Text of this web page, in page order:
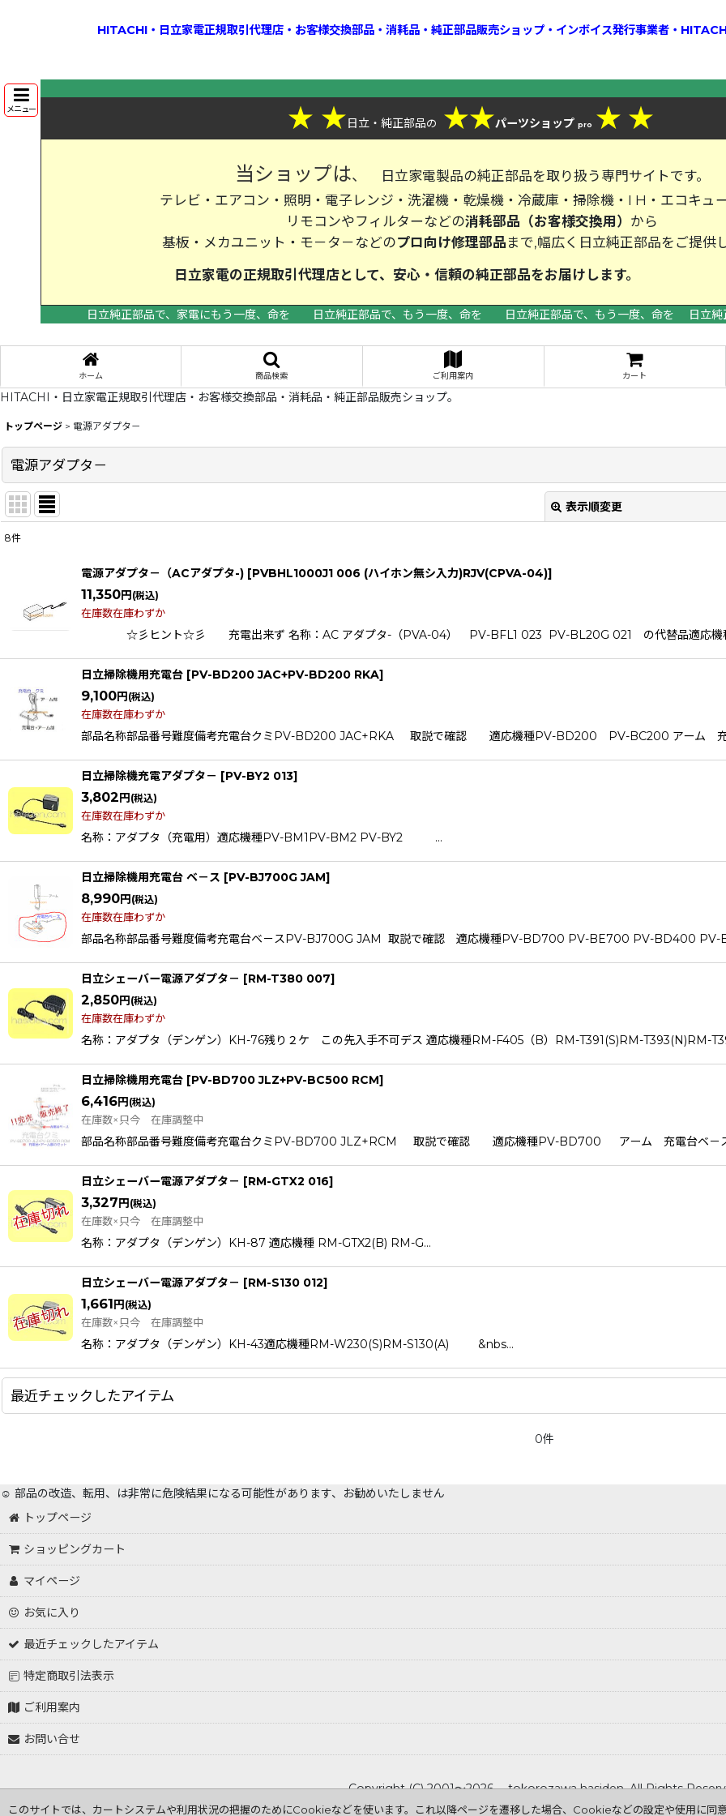
HITACHI・日立家電正規取引代理店・お客様交換部品・消耗品・純正部品販売ショップ・インボイス発行事業者・
メニュー ★ ★日立・純正部品の ★★パーツショップ pro ★ ★
当ショップは、
日立家電製品の純正部品を取り扱う専門サイトです。
テレビ・エアコン・照明・電子レンジ・洗濯機・乾燥機・冷蔵庫・掃除機・I H・エコキュ
リモコンやフィルターなどの消耗部品（お客様交換用） から
基板・メカユニット・モ－タ－などのプロ向け修理部品 まで,幅広く日立純正部品をご提供
日立家電の正規取引代理店として、安心・信頼の純正部品をお届
日立純正部品で、家電にもう一度、命を
日立純正部品で、もう一度、命を 日立純正部品で、もう一度、命を 日立純
ホーム 商品検索 ご利用案内 カート
HITACHI・日立家電正規取引代理店・お客様交換部品・消耗品・純正部品販売ショップ。
トップページ > 電源アダプタ－
電源アダプタ－
表示順変更
8件
電源アダプタ－（ACアダプタ-) [PVBHL1000J1 006 (ハイホン無シ入力)RJV(CPVA-04)]
11,350円 (税込)
在庫数在庫わずか
☆彡ヒント☆彡 充電出来ず 名称：AC アダプタ-（PVA-04） PV-BFL1 023 PV-BL20G 021 の代替品適応機
日立掃除機用充電台 [PV-BD200 JAC+PV-BD200 RKA]
9,100円 (税込)
在庫数在庫わずか
部品名称部品番号難度備考充電台クミPV-BD200 JAC+RKA 取説で確認 適応機種PV-BD200 PV-BC200 アーム
日立掃除機充電アダプタ－ [PV-BY2 013]
3,802円 (税込)
在庫数在庫わずか
名称：アダプタ（充電用）適応機種PV-BM1PV-BM2 PV-BY2 …
日立掃除機用充電台 ベ－ス [PV-BJ700G JAM]
8,990円 (税込)
在庫数在庫わずか
部品名称部品番号難度備考充電台ベ－スPV-BJ700G JAM 取説で確認 適応機種PV-BD700 PV-BE700 PV-BD400
日立シェーバー電源アダプタ－ [RM-T380 007]
2,850円 (税込)
在庫数在庫わずか
名称：アダプタ（デンゲン）KH-76残り２ケ この先入手不可デス 適応機種RM-F405（B）RM-T391(S)RM-T393(N)RM-
日立掃除機用充電台 [PV-BD700 JLZ+PV-BC500 RCM]
6,416円 (税込)
在庫数×只今 在庫調整中
部品名称部品番号難度備考充電台クミPV-BD700 JLZ+RCM 取説で確認 適応機種PV-BD700 アーム 充電台ベ－
日立シェーバー電源アダプタ－ [RM-GTX2 016]
3,327円 (税込)
在庫数×只今 在庫調整中
名称：アダプタ（デンゲン）KH-87 適応機種 RM-GTX2(B) RM-G…
日立シェーバー電源アダプタ－ [RM-S130 012]
1,661円 (税込)
在庫数×只今 在庫調整中
名称：アダプタ（デンゲン）KH-43適応機種RM-W230(S)RM-S130(A) &nbs…
最近チェックしたアイテム
0件
☺️ 部品の改造、転用、は非常に危険結果になる可能性があります、お勧めいたしません
トップページ
ショッピングカート
マイページ
お気に入り
最近チェックしたアイテム
特定商取引法表示
ご利用案内
お問い合せ
Copyright (C) 2001～2026 tokorozawa hasiden .All Rights
このサイトでは、カートシステムや利用状況の把握のためにCookieなどを使います。これ以降ページを遷移した場合、Cookieなどの設定や使用に同